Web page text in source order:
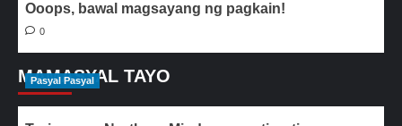
Ooops, bawal magsayang ng pagkain!
0
MAMASYAL TAYO
Pasyal Pasyal